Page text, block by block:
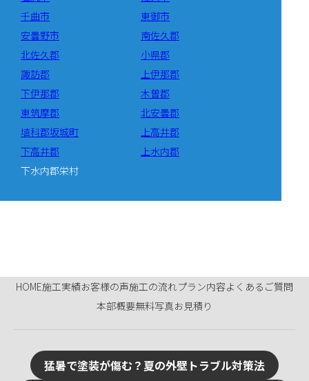
千曲市
東御市
安曇野市
南佐久郡
北佐久郡
小県郡
諏訪郡
上伊那郡
下伊那郡
木曽郡
東筑摩郡
北安曇郡
埴科郡坂城町
上高井郡
下高井郡
上水内郡
下水内郡栄村
HOME施工実績お客様の声施工の流れプラン内容よくあるご質問
本部概要無料写真お見積り
猛暑で塗装が傷む？夏の外壁トラブル対策法